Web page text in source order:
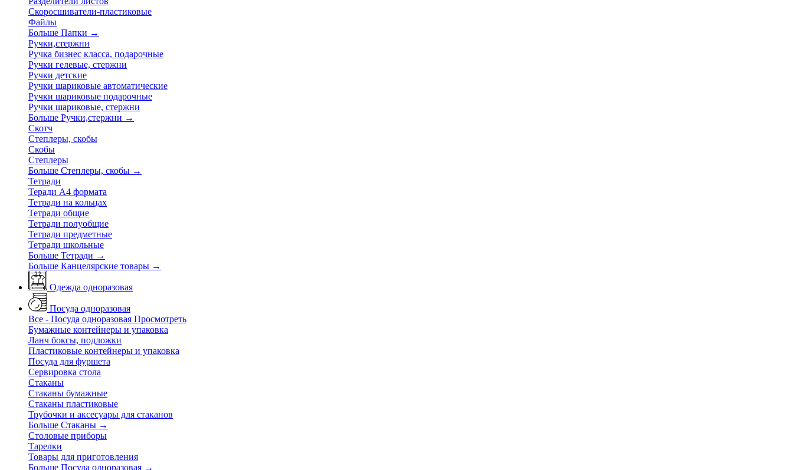
Скоросшиватели-пластиковые
Файлы
Больше Папки →
Ручки,стержни
Ручка бизнес класса, подарочные
Ручки гелевые, стержни
Ручки детские
Ручки шариковые автоматические
Ручки шариковые подарочные
Ручки шариковые, стержни
Больше Ручки,стержни →
Скотч
Степлеры, скобы
Скобы
Степлеры
Больше Степлеры, скобы →
Тетради
Теради А4 формата
Тетради на кольцах
Тетради общие
Тетради полуобщие
Тетради предметные
Тетради школьные
Больше Тетради →
Больше Канцелярские товары →
Одежда одноразовая
Посуда одноразовая
Все - Посуда одноразовая Просмотреть
Бумажные контейнеры и упаковка
Ланч боксы, подложки
Пластиковые контейнеры и упаковка
Посуда для фуршета
Сервировка стола
Стаканы
Стаканы бумажные
Стаканы пластиковые
Трубочки и аксесуары для стаканов
Больше Стаканы →
Столовые приборы
Тарелки
Товары для приготовления
Больше Посуда одноразовая →